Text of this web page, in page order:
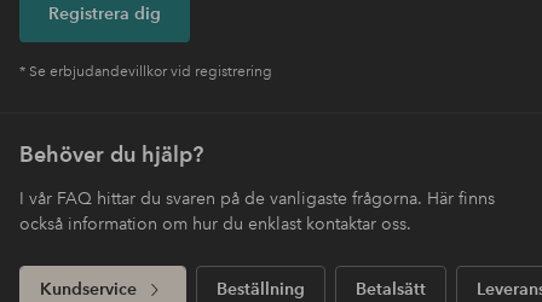
Registrera dig
* Se erbjudandevillkor vid registrering
Behöver du hjälp?
I vår FAQ hittar du svaren på de vanligaste frågorna. Här finns
också information om hur du enklast kontaktar oss.
Kundservice Beställning Betalsätt